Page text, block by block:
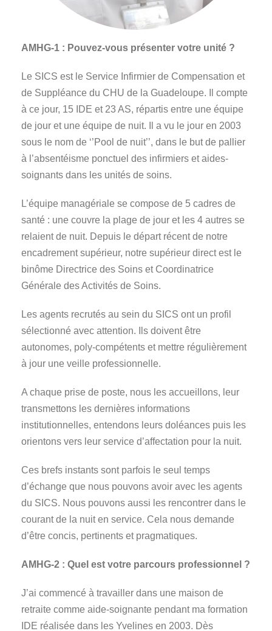
AMHG-1 : Pouvez-vous présenter votre unité ?
Le SICS est le Service Infirmier de Compensation et
de Suppléance du CHU de la Guadeloupe. Il compte
à ce jour, 15 IDE et 23 AS, répartis entre une équipe
de jour et une équipe de nuit. Il a vu le jour en 2003
sous le nom de ‘’Pool de nuit’’, dans le but de pallier
à l’absentéisme ponctuel des infirmiers et aides-
soignants dans les unités de soins.
L’équipe managériale se compose de 5 cadres de
santé : une couvre la plage de jour et les 4 autres se
relaient de nuit. Depuis le départ récent de notre
encadrement supérieur, notre supérieur direct est le
binôme Directrice des Soins et Coordinatrice
Générale des Activités de Soins.
Les agents recrutés au sein du SICS ont un profil
sélectionné avec attention. Ils doivent être
autonomes, poly-compétents et mettre régulièrement
à jour une veille professionnelle.
A chaque prise de poste, nous les accueillons, leur
transmettons les dernières informations
institutionnelles, entendons leurs doléances puis les
orientons vers leur service d’affectation pour la nuit.
Ces brefs instants sont parfois le seul temps
d’échange que nous pouvons avoir avec les agents
du SICS. Nous pouvons aussi les rencontrer dans le
courant de la nuit en service. Cela nous demande
d’être concis, pertinents et pragmatiques.
AMHG-2 : Quel est votre parcours professionnel ?
J’ai commencé à travailler dans une maison de
retraite comme aide-soignante pendant ma formation
IDE réalisée dans les Yvelines en 2003. Dès